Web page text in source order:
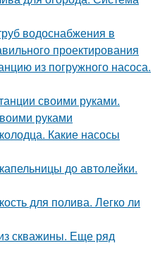
водоснабжения в
проектирования
из погружного насоса.
своими руками.
руками
Какие насосы
до автолейки.
для полива. Легко ли
скважины. Еще ряд